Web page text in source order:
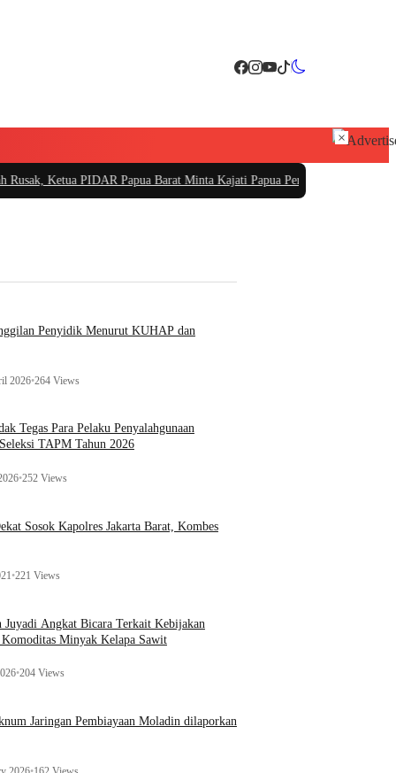
PIDAR Papua Barat Minta Kajati Papua Periksa PT. Fajar Papua
Penyidik Menurut KUHAP dan
2026•264 Views
Tegas Para Pelaku Penyalahgunaan
TAPM Tahun 2026
•252 Views
Sosok Kapolres Jakarta Barat, Kombes
•221 Views
Angkat Bicara Terkait Kebijakan
Minyak Kelapa Sawit
•204 Views
Jaringan Pembiayaan Moladin dilaporkan
×